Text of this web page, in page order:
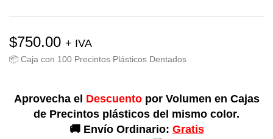
$750.00 + IVA
📦 Caja con 100 Precintos Plásticos Dentados
Aprovecha el Descuentopor Volumen en Cajas
de Precintos plásticos del mismo color.
🚚 Envío Ordinario: Gratis